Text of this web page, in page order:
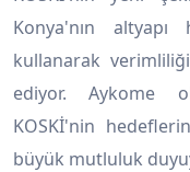
Konya'nın
kullanarak
ediyor. Aykome
KOSKİ'nin
büyük mutluluk